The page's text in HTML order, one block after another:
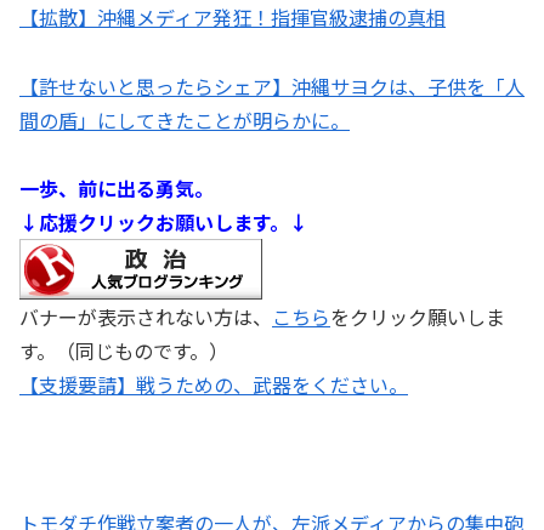
【拡散】沖縄メディア発狂！指揮官級逮捕の真相
【許せないと思ったらシェア】沖縄サヨクは、子供を「人
間の盾」にしてきたことが明らかに。
一歩、前に出る勇気。
↓応援クリックお願いします。↓
バナーが表示されない方は、 こちらをクリック願いしま
す。（同じものです。）
【支援要請】戦うための、武器をください。
トモダチ作戦立案者の一人が、左派メディアからの集中砲